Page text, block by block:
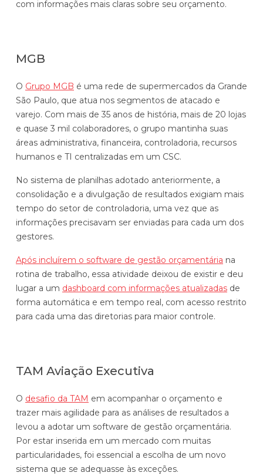
com informações mais claras sobre seu orçamento.
MGB
O Grupo MGB é uma rede de supermercados da Grande
São Paulo, que atua nos segmentos de atacado e
varejo. Com mais de 35 anos de história, mais de 20 lojas
e quase 3 mil colaboradores, o grupo mantinha suas
áreas administrativa, financeira, controladoria, recursos
humanos e TI centralizadas em um CSC.
No sistema de planilhas adotado anteriormente, a
consolidação e a divulgação de resultados exigiam mais
tempo do setor de controladoria, uma vez que as
informações precisavam ser enviadas para cada um dos
gestores.
Após incluírem o software de gestão orçamentária na
rotina de trabalho, essa atividade deixou de existir e deu
lugar a um dashboard com informações atualizadas de
forma automática e em tempo real, com acesso restrito
para cada uma das diretorias para maior controle.
TAM Aviação Executiva
O desafio da TAM em acompanhar o orçamento e
trazer mais agilidade para as análises de resultados a
levou a adotar um software de gestão orçamentária.
Por estar inserida em um mercado com muitas
particularidades, foi essencial a escolha de um novo
sistema que se adequasse às exceções.